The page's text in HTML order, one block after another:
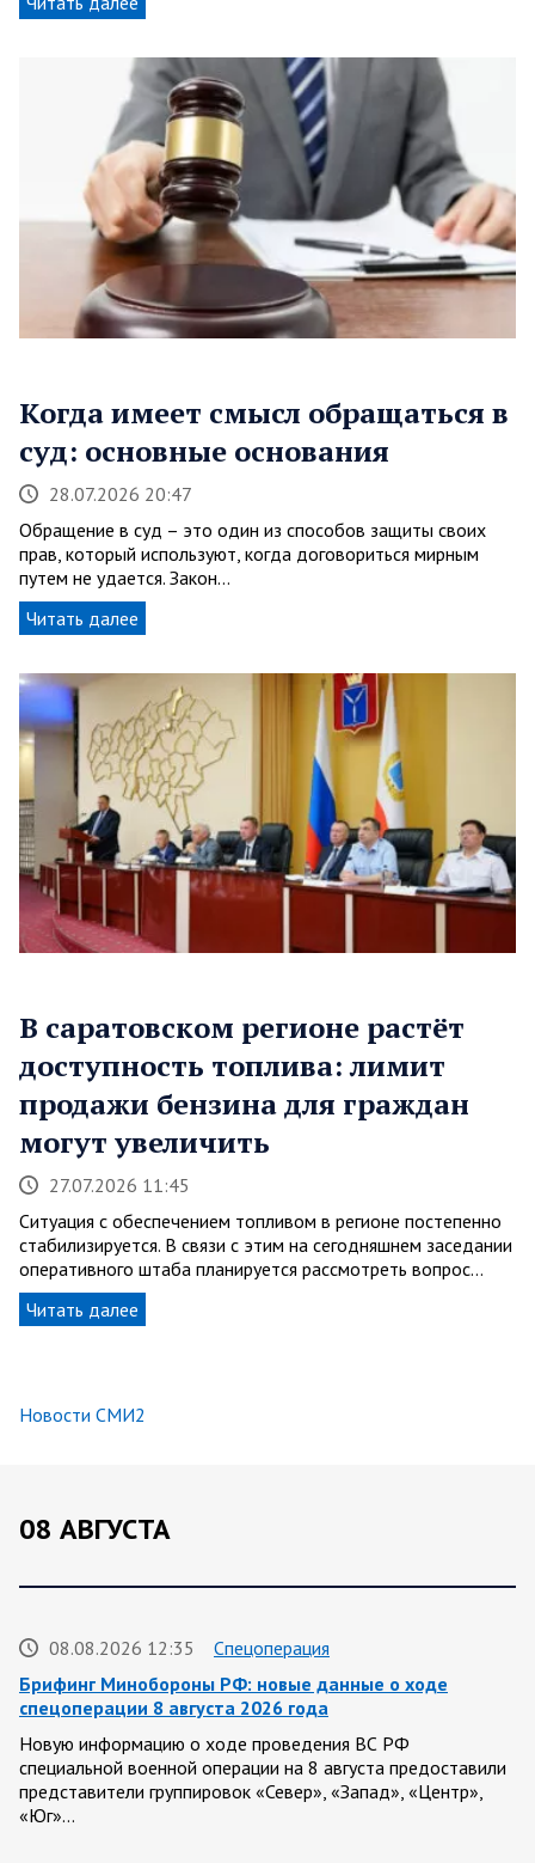
Когда имеет смысл обращаться в
суд: основные основания
28.07.2026 20:47
Обращение в суд – это один из способов защиты своих
прав, который используют, когда договориться мирным
путем не удается. Закон…
Читать далее
В саратовском регионе растёт
доступность топлива: лимит
продажи бензина для граждан
могут увеличить
27.07.2026 11:45
Ситуация с обеспечением топливом в регионе постепенно
стабилизируется. В связи с этим на сегодняшнем заседании
оперативного штаба планируется рассмотреть вопрос…
Читать далее
Новости СМИ2
08 АВГУСТА
08.08.2026 12:35
Спецоперация
Брифинг Минобороны РФ: новые данные о ходе
спецоперации 8 августа 2026 года
Новую информацию о ходе проведения ВС РФ
специальной военной операции на 8 августа предоставили
представители группировок «Север», «Запад», «Центр»,
«Юг»…